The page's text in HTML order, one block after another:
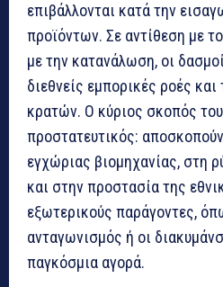
επιβάλλονται κατά την
προϊόντων. Σε αντίθεση με
με την κατανάλωση, οι
διεθνείς εμπορικές ροές
κρατών. Ο κύριος σκοπός
προστατευτικός:
εγχώριας βιομηχανίας, στη
και στην προστασία της
εξωτερικούς παράγοντες,
ανταγωνισμός ή οι
παγκόσμια αγορά.